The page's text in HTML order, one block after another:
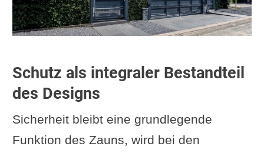
Schutz als integraler Bestandteil
des Designs
Sicherheit bleibt eine grundlegende
Funktion des Zauns, wird bei den